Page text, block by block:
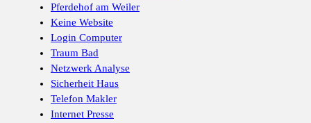
Pferdehof am Weiler
Keine Website
Login Computer
Traum Bad
Netzwerk Analyse
Sicherheit Haus
Telefon Makler
Internet Presse